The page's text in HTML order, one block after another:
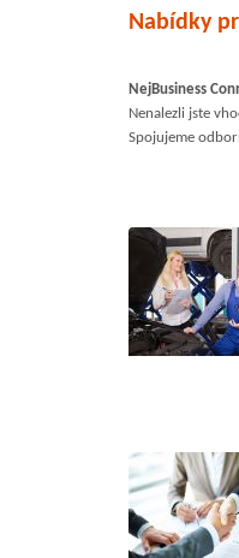
Nabídky
NejBusiness
Nenalezli jste
Spojujeme